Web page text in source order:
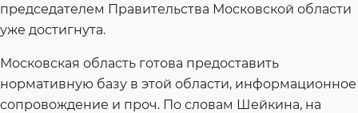
председателем Правительства Московской области
уже достигнута.
Московская область готова предоставить
нормативную базу в этой области, информационное
сопровождение и проч. По словам Шейкина, на